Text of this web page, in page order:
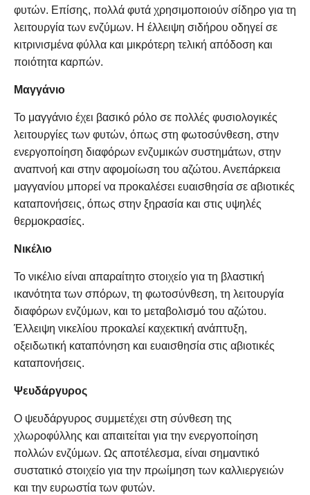
φυτών. Επίσης, πολλά φυτά χρησιμοποιούν σίδηρο για τη
λειτουργία των ενζύμων. Η έλλειψη σιδήρου οδηγεί σε
κιτρινισμένα φύλλα και μικρότερη τελική απόδοση και
ποιότητα καρπών.
Μαγγάνιο
Το μαγγάνιο έχει βασικό ρόλο σε πολλές φυσιολογικές
λειτουργίες των φυτών, όπως στη φωτοσύνθεση, στην
ενεργοποίηση διαφόρων ενζυμικών συστημάτων, στην
αναπνοή και στην αφομοίωση του αζώτου. Ανεπάρκεια
μαγγανίου μπορεί να προκαλέσει ευαισθησία σε αβιοτικές
καταπονήσεις, όπως στην ξηρασία και στις υψηλές
θερμοκρασίες.
Νικέλιο
Το νικέλιο είναι απαραίτητο στοιχείο για τη βλαστική
ικανότητα των σπόρων, τη φωτοσύνθεση, τη λειτουργία
διαφόρων ενζύμων, και το μεταβολισμό του αζώτου.
Έλλειψη νικελίου προκαλεί καχεκτική ανάπτυξη,
οξειδωτική καταπόνηση και ευαισθησία στις αβιοτικές
καταπονήσεις.
Ψευδάργυρος
Ο ψευδάργυρος συμμετέχει στη σύνθεση της
χλωροφύλλης και απαιτείται για την ενεργοποίηση
πολλών ενζύμων. Ως αποτέλεσμα, είναι σημαντικό
συστατικό στοιχείο για την πρωίμηση των καλλιεργειών
και την ευρωστία των φυτών.